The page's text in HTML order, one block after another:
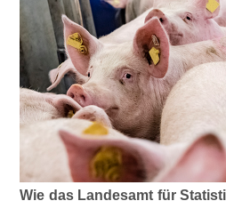
Wie das Landesamt für